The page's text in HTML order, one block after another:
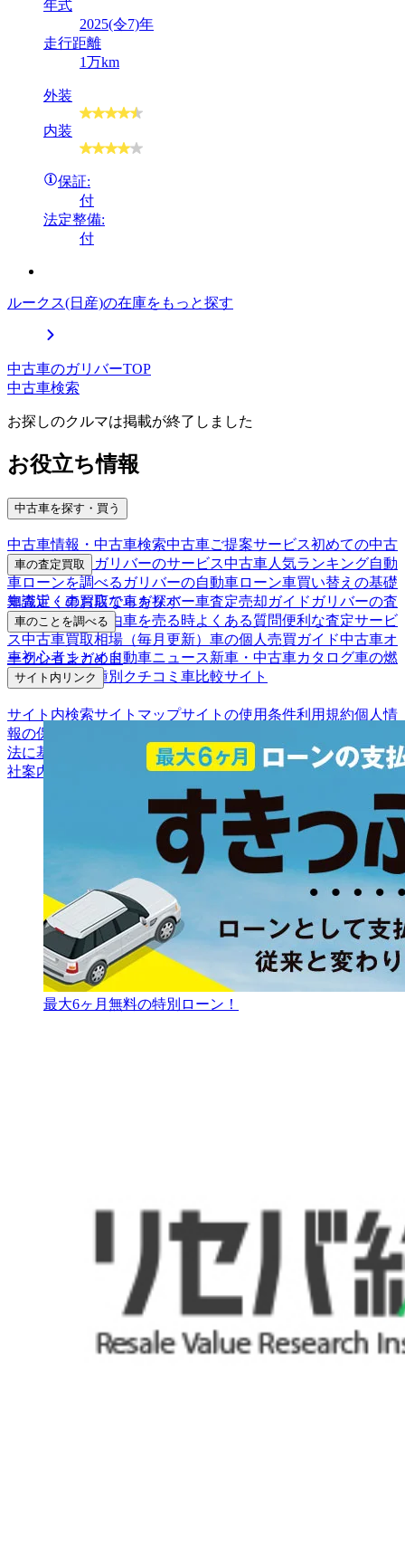
年式
2025(令7)年
走行距離
1万km
外装
内装
保証:
付
法定整備:
付
ルークス(日産)の在庫をもっと探す
中古車のガリバーTOP
中古車検索
お探しのクルマは掲載が終了しました
お役立ち情報
中古車を探す・買う
中古車情報・中古車検索中古車ご提案サービス初めての中古
車購入ガイド
ガリバーのサービス中古車人気ランキング自動
車ローンを調べる ガリバーの自動車ローン車買い替えの基礎
知識近くのお店で車を探す
車の査定買取
車査定・車買取ならガリバー車査定売却ガイド ガリバーの査
定が選ばれる理由車を売る時よくある質問便利な査定サービ
ス中古車買取相場（毎月更新） 車の個人売買ガイド中古車オ
ークションガイド
車のことを調べる
車初心者まとめ自動車ニュース新車・中古車カタログ車の燃
費を調べる車種別クチコミ 車比較サイト
サイト内リンク
サイト内検索サイトマップサイトの使用条件利用規約個人情
報の保護について
法に基づく表示
アフィリエイトパートナー募集お客様の声会
社案内
最大6ヶ月無料の特別ローン！